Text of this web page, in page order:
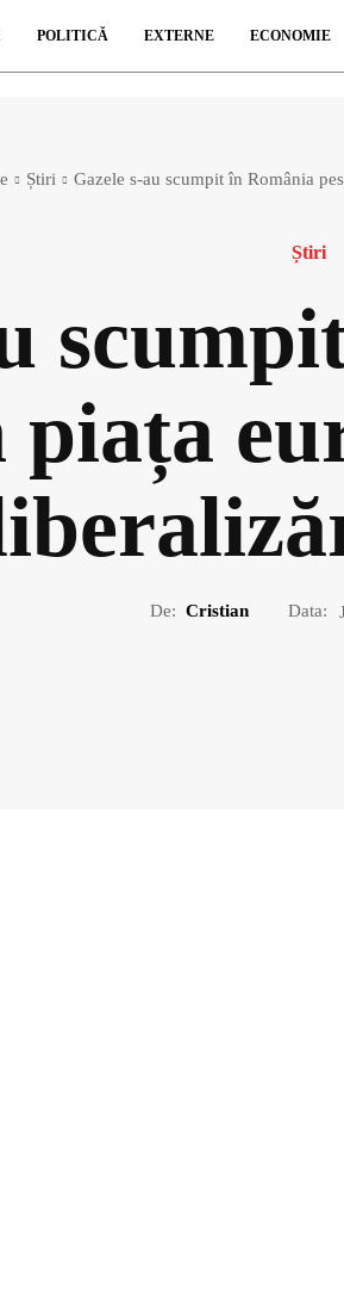
POLITICĂ EXTERNE ECONOMIE
Știri Gazele s-au scumpit în România
Știri
De: Cristian Data: